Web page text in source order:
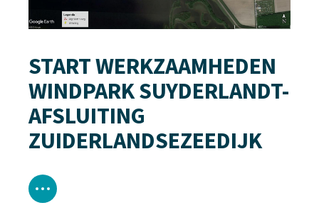
START WERKZAAMHEDEN
WINDPARK SUYDERLANDT-
AFSLUITING
ZUIDERLANDSEZEEDIJK